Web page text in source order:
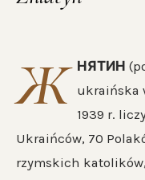
Ж НЯТИН
ukraińska
1939 r.
Ukraińców, 70
rzymskich